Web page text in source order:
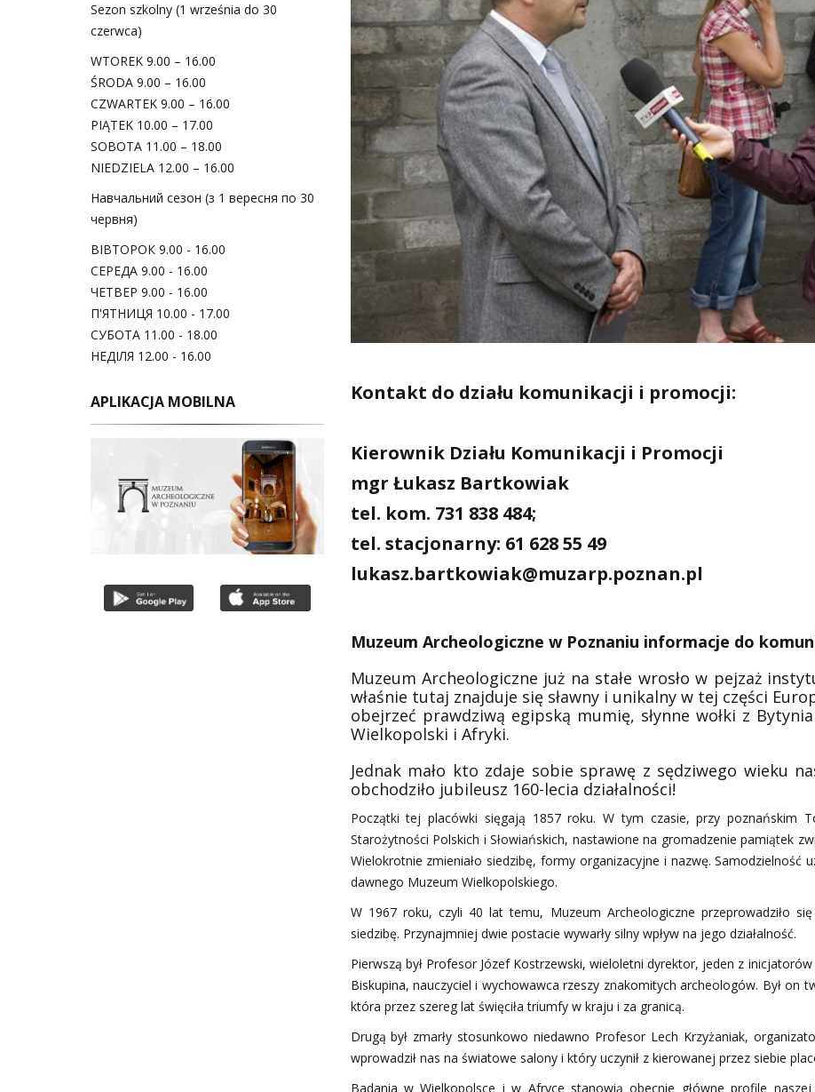
Sezon szkolny (1 września do 30
czerwca)
WTOREK 9.00 – 16.00
ŚRODA 9.00 – 16.00
CZWARTEK 9.00 – 16.00
PIĄTEK 10.00 – 17.00
SOBOTA 11.00 – 18.00
NIEDZIELA 12.00 – 16.00
Навчальний сезон (з 1 вересня по 30
червня)
ВІВТОРОК 9.00 - 16.00
СЕРЕДА 9.00 - 16.00
ЧЕТВЕР 9.00 - 16.00
П'ЯТНИЦЯ 10.00 - 17.00
СУБОТА 11.00 - 18.00
НЕДІЛЯ 12.00 - 16.00
APLIKACJA MOBILNA Kontakt do działu komunikacji i promocji:
Kierownik Działu Komunikacji i Promocji
mgr Łukasz Bartkowiak
tel. kom. 731 838 484;
tel. stacjonarny: 61 628 55 49
lukasz.bartkowiak@muzarp.poznan.pl
Muzeum Archeologiczne w Poznaniu informacje do
Muzeum Archeologiczne już na stałe wrosło w pejzaż
właśnie tutaj znajduje się sławny i unikalny w tej części
obejrzeć prawdziwą egipską mumię, słynne wołki z
Wielkopolski i Afryki.
Jednak mało kto zdaje sobie sprawę z sędziwego wieku
obchodziło jubileusz 160-lecia działalności!
Początki tej placówki sięgają 1857 roku. W tym czasie, przy poznańskim
Starożytności Polskich i Słowiańskich, nastawione na gromadzenie pamiątek
Wielokrotnie zmieniało siedzibę, formy organizacyjne i nazwę. Samodzielność
dawnego Muzeum Wielkopolskiego.
W 1967 roku, czyli 40 lat temu, Muzeum Archeologiczne przeprowadziło
siedzibę. Przynajmniej dwie postacie wywarły silny wpływ na jego działalność.
Pierwszą był Profesor Józef Kostrzewski, wieloletni dyrektor, jeden z
Biskupina, nauczyciel i wychowawca rzeszy znakomitych archeologów. Był on
która przez szereg lat święciła triumfy w kraju i za granicą.
Drugą był zmarły stosunkowo niedawno Profesor Lech Krzyżaniak,
wprowadził nas na światowe salony i który uczynił z kierowanej przez siebie
Badania w Wielkopolsce i w Afryce stanowią obecnie główne profile